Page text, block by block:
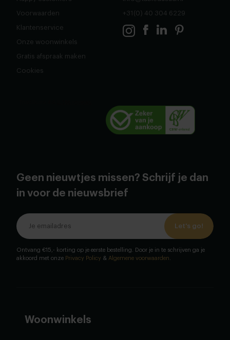
Voorwaarden
Klantenservice
Onze woonwinkels
Gratis afspraak maken
Cookies
+31(0) 40 304 6229
Geen nieuwtjes missen? Schrijf je dan
in voor de nieuwsbrief
Let's go!
Ontvang €15,- korting op je eerste bestelling. Door je in te schrijven ga je
akkoord met onze Privacy Policy & Algemene voorwaarden.
Woonwinkels